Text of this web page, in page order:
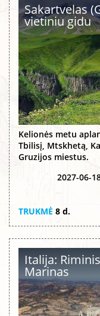
Sakartvelas
vietiniu gidu
Kelionės metu
Tbilisį, Mtskhetą,
Gruzijos miestus.
2027-06-
TRUKMĖ 8 d.
Italija:
Marinas